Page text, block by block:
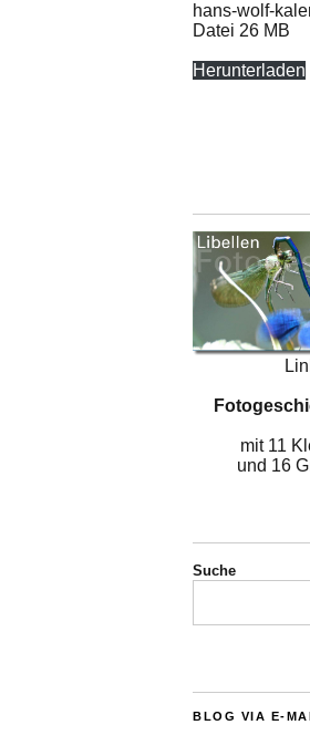
hans-wolf-
Datei 26 MB
Herunterladen
mit 11
und 16
Suche
BLOG VIA E-